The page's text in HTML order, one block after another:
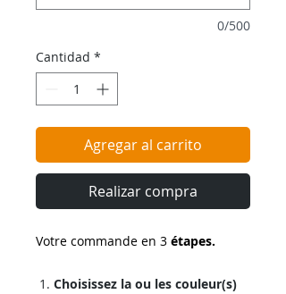
0/500
Cantidad *
Agregar al carrito
Realizar compra
Votre commande en 3 étapes.
Choisissez la ou les couleur(s)